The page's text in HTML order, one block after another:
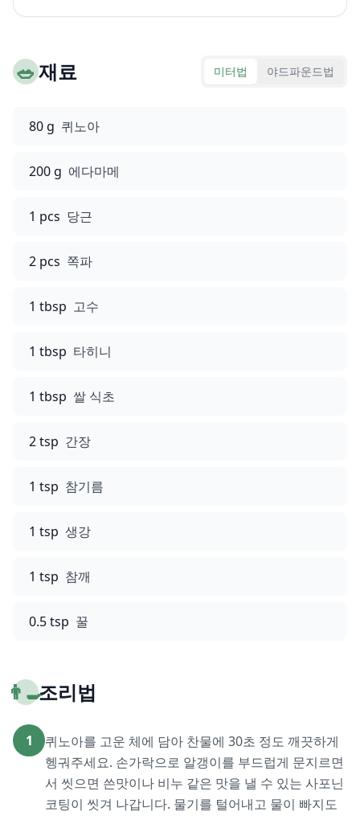
🥗재료 미터법 야드파운드법
80 g 퀴노아
200 g 에다마메
1 pcs 당근
2 pcs 쪽파
1 tbsp 고수
1 tbsp 타히니
1 tbsp 쌀 식초
2 tsp 간장
1 tsp 참기름
1 tsp 생강
1 tsp 참깨
0.5 tsp 꿀
👨‍🍳조리법
1
퀴노아를 고운 체에 담아 찬물에 30초 정도 깨끗하게
헹궈주세요. 손가락으로 알갱이를 부드럽게 문지르면
서 씻으면 쓴맛이나 비누 같은 맛을 낼 수 있는 사포닌
코팅이 씻겨 나갑니다. 물기를 털어내고 물이 빠지도